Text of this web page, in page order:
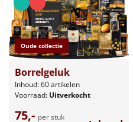
Alle overige
Oude collectie
Borrelgeluk
Inhoud: 60 artikelen
Voorraad: Uitverkocht
75,- per stuk